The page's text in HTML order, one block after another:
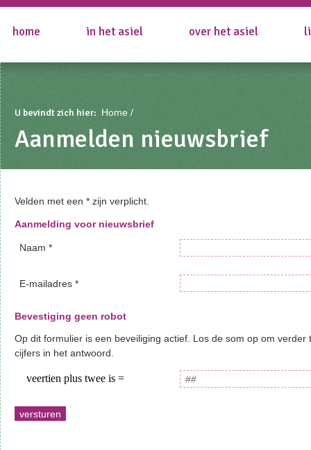
home in het asiel over het asiel
U bevindt zich hier: Home
Aanmelden nieuwsbrief
Velden met een * zijn verplicht.
Aanmelding voor nieuwsbrief
Naam *
E-mailadres *
Bevestiging geen robot
Op dit formulier is een beveiliging actief. Los de som op om verder
cijfers in het antwoord.